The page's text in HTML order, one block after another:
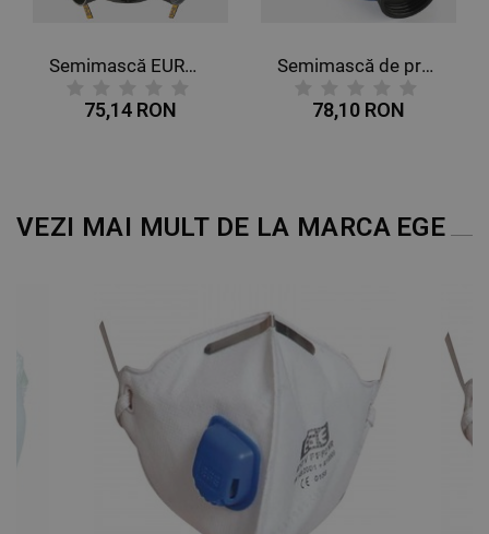
Semimască EURMASK 3200
75,14 RON
Semimască de protecţie EURMASK DIN
78,10 RON
VEZI MAI MULT DE LA MARCA EGE
DE TARGETARE
DE FUNCŢIONALITATE